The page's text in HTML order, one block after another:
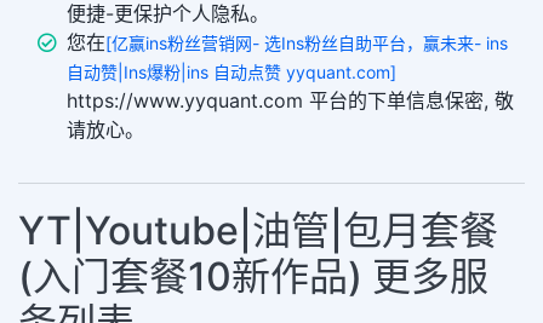
便捷-更保护个人隐私。
您在[亿赢ins粉丝营销网- 选Ins粉丝自助平台，赢未来- ins
自动赞|Ins爆粉|ins 自动点赞 yyquant.com]
https://www.yyquant.com 平台的下单信息保密, 敬
请放心。
YT|Youtube|油管|包月套餐
(入门套餐10新作品) 更多服